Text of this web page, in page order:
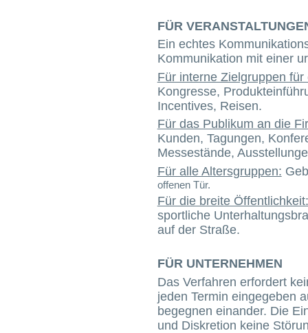
FÜR
Ein echtes
Kommunikation mit einer
Für interne Zielgruppen
Kongresse,
Incentives, Reisen.
Für das Publikum an die
Kunden, Tagungen,
Messestände,
Für alle Altersgruppen:
offenen Tür.
Für die breite Öffentlichkeit:
sportliche
auf der Straße.
FÜR UNTERNEHMEN
Das Verfahren erfordert
jeden Termin eingegeben
begegnen einander. Die
und Diskretion keine